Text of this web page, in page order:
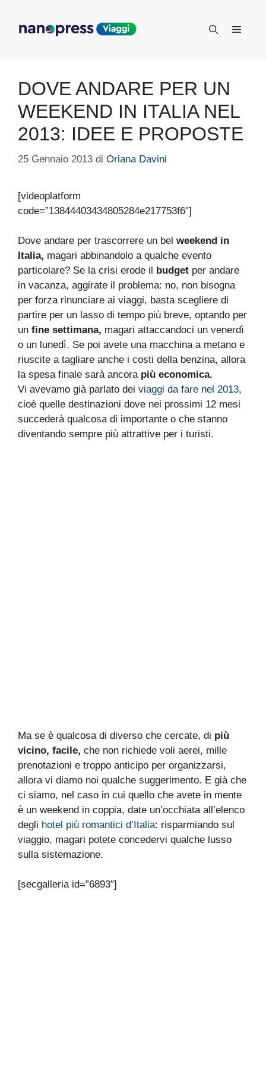
contenuto
Menu
DOVE ANDARE PER UN
WEEKEND IN ITALIA NEL
2013: IDEE E PROPOSTE
25 Gennaio 2013 di Oriana Davini
[videoplatform
code=”13844403434805284e217753f6″]
Dove andare per trascorrere un bel weekend in
Italia, magari abbinandolo a qualche evento
particolare? Se la crisi erode il budget per andare
in vacanza, aggirate il problema: no, non bisogna
per forza rinunciare ai viaggi, basta scegliere di
partire per un lasso di tempo più breve, optando per
un fine settimana, magari attaccandoci un venerdì
o un lunedì. Se poi avete una macchina a metano e
riuscite a tagliare anche i costi della benzina, allora
la spesa finale sarà ancora più economica.
Vi avevamo già parlato dei viaggi da fare nel 2013,
cioè quelle destinazioni dove nei prossimi 12 mesi
succederà qualcosa di importante o che stanno
diventando sempre più attrattive per i turisti.
Ma se è qualcosa di diverso che cercate, di più
vicino, facile, che non richiede voli aerei, mille
prenotazioni e troppo anticipo per organizzarsi,
allora vi diamo noi qualche suggerimento. E già che
ci siamo, nel caso in cui quello che avete in mente
è un weekend in coppia, date un’occhiata all’elenco
degli hotel più romantici d’Italia: risparmiando sul
viaggio, magari potete concedervi qualche lusso
sulla sistemazione.
[secgalleria id=”6893″]